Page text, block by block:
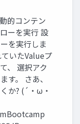
的コンテン
ーを実行 設
を実行しま
いたValueプ
、 選択アク
す。 さあ、
か? (´・ω・